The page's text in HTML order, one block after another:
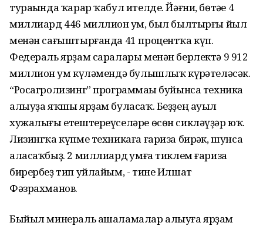
тураһында ҡарар ҡабул ителде. Йәғни, бѳтәһе 4
миллиард 446 миллион һум, был былтырғы йыл
менән сағыштырғанда 41 процентҡа күп.
Федераль ярҙам саралары менән берлектә 9 912
миллион һум күләмендә булышлыҡ күрһәтеләсәк.
“Росагролизинг” программаһы буйынса техника
алыуҙа яҡшы ярҙам буласаҡ. Беҙҙең ауыл
хужалығы етештереүселәре ѳсѳн сикләүҙәр юҡ.
Лизингҡа күпме техникаға ғариза бирһәк, шунса
аласаҡбыҙ. 2 миллиард һумға тиклем ғариза
бирербеҙ тип уйлайым, - тине Илшат
Фәзрахманов.
Быйыл минераль ашаламалар алыуға ярҙам